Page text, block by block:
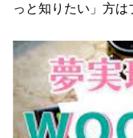
っと知りたい」方は